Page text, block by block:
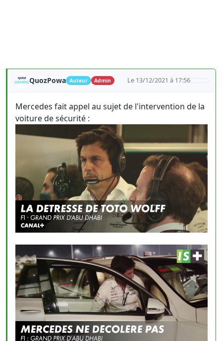
QuozPowa Auteur Admin Le 13/12/2021 à 17:56
Mercedes fait appel au sujet de l'intervention de la
voiture de sécurité :